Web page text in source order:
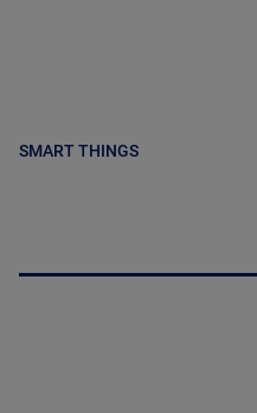
SMART THINGS